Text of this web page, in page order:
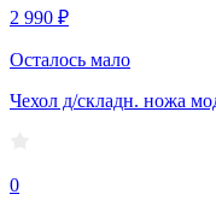
2 990 ₽
Осталось мало
Чехол д/складн. ножа
0